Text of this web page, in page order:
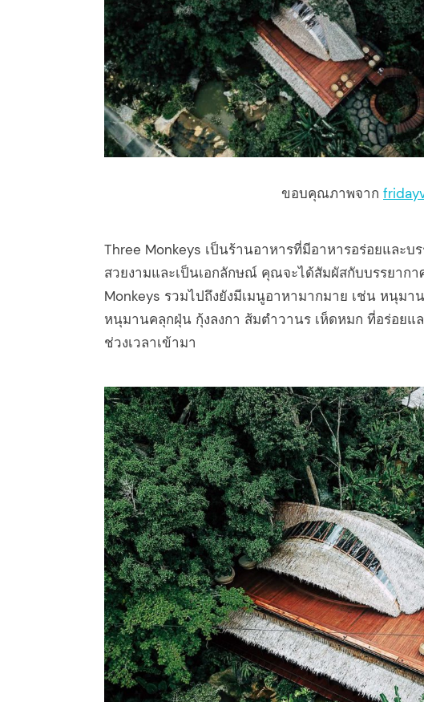
ขอบคุณภาพจาก
Three Monkeys เป็นร้านอาหารที่มีอาหารอร่อยและ
สวยงามและเป็นเอกลักษณ์ คุณจะได้สัมผัสกับบรรยาก
Monkeys รวมไปถึงยังมีเมนูอาหามากมาย เช่น หนุม
หนุมานคลุกฝุ่น กุ้งลงกา ส้มตำวานร เห็ดหมก ที่อร่อย
ช่วงเวลาเข้ามา